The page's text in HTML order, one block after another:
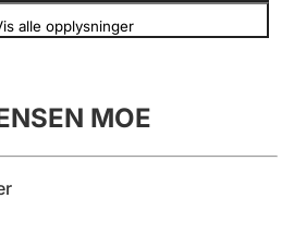
alle opplysninger
MOE